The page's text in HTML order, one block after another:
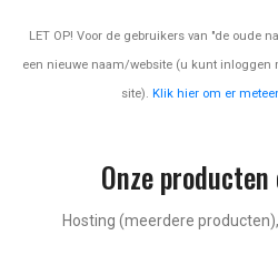
LET OP! Voor de gebruikers van "de oude
een nieuwe naam/website (u kunt inloggen
site). Klik hier om er
Onze
Hosting (meerdere